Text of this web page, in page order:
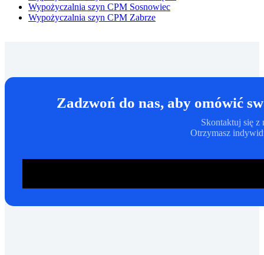
Wypożyczalnia szyn CPM Sosnowiec
Wypożyczalnia szyn CPM Zabrze
Zadzwoń do nas, aby omówić
Skontaktuj się z
Otrzymasz